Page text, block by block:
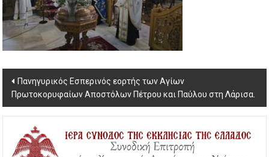
Post
navigation
Πανηγυρικός Εσπερινός εορτής των Αγίων
Πρωτοκορυφαίων Αποστόλων Πέτρου και Παύλου στη Λάρισα.